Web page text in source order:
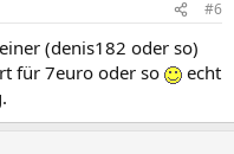
#6
(denis182 oder so)
für 7euro oder so
echt